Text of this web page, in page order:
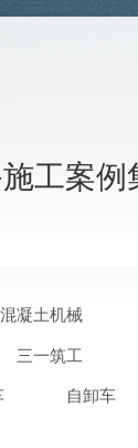
工案例
混凝土机械
三一筑工
自卸车